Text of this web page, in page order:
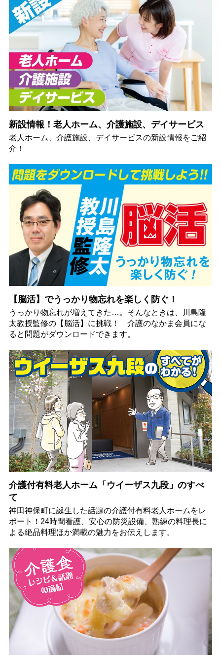
新設情報！老人ホーム、介護施設、デイサービス
老人ホーム、介護施設、デイサービスの新設情報をご紹
介！
【脳活】でうっかり物忘れを楽しく防ぐ！
うっかり物忘れが増えてきた…。そんなときは、川島隆
太教授監修の【脳活】に挑戦！ 介護のなかま会員にな
ると問題がダウンロードできます。
介護付有料老人ホーム「ウイーザス九段」のすべ
て
神田神保町に誕生した話題の介護付有料老人ホームをレ
ポート！24時間看護、安心の防災設備、熟練の料理長に
よる絶品料理ほか満載の魅力をお伝えします。